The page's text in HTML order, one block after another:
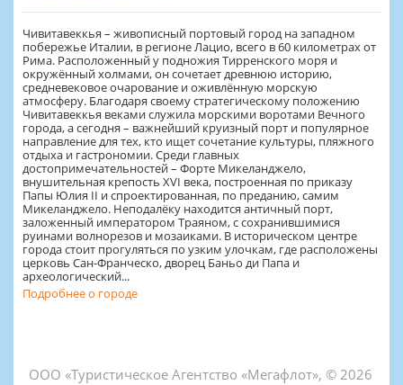
Чивитавеккья – живописный портовый город на западном
побережье Италии, в регионе Лацио, всего в 60 километрах от
Рима. Расположенный у подножия Тирренского моря и
окружённый холмами, он сочетает древнюю историю,
средневековое очарование и оживлённую морскую
атмосферу. Благодаря своему стратегическому положению
Чивитавеккья веками служила морскими воротами Вечного
города, а сегодня – важнейший круизный порт и популярное
направление для тех, кто ищет сочетание культуры, пляжного
отдыха и гастрономии. Среди главных
достопримечательностей – Форте Микеланджело,
внушительная крепость XVI века, построенная по приказу
Папы Юлия II и спроектированная, по преданию, самим
Микеланджело. Неподалёку находится античный порт,
заложенный императором Траяном, с сохранившимися
руинами волнорезов и мозаиками. В историческом центре
города стоит прогуляться по узким улочкам, где расположены
церковь Сан-Франческо, дворец Баньо ди Папа и
археологический...
Подробнее о городе
ООО «Туристическое Агентство «Мегафлот», © 2026